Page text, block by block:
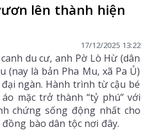
lên thành hiện
17/12/2025 13:22
du cư, anh Pờ Lò Hừ (dân
ngàn. Hành trình từ cậu bé
mặc trở thành “tỷ phú” với
chứng sống động nhất cho
bào dân tộc nơi đây.